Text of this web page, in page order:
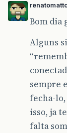
Bom dia
Alguns
sempre
fecha-
isso, ja
falta